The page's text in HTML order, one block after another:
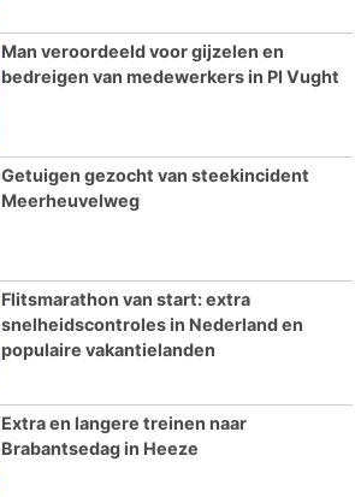
Man veroordeeld voor gijzelen en
bedreigen van medewerkers in PI Vught
Getuigen gezocht van steekincident
Meerheuvelweg
Flitsmarathon van start: extra
snelheidscontroles in Nederland en
populaire vakantielanden
Extra en langere treinen naar
Brabantsedag in Heeze